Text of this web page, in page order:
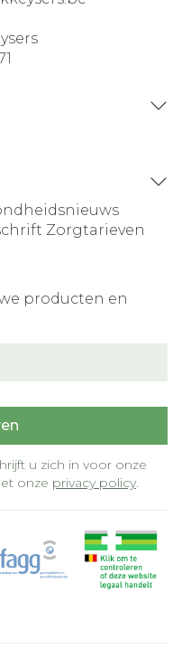
Zorgtarieven
producten en
u zich in voor onze
onze privacy policy.